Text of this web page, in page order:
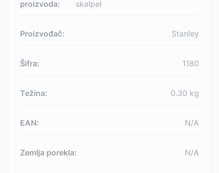
proizvoda:
skalpel
Proizvođač: Stanley
Šifra: 1180
Težina: 0.30 kg
EAN: N/A
Zemlja porekla: N/A